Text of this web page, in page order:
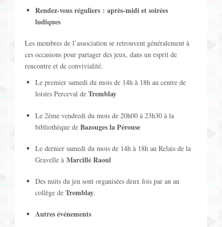
n
a
l
a
ff
c
i
g
a
t
o
a
L
Rendez-vous réguliers : après-midi et soirées
ludiques
Les membres de l’association se retrouvent généralement à
ces occasions pour partager des jeux, dans un esprit de
rencontre et de convivialité.
Le premier samedi du mois de 14h à 18h au centre de
loisirs Perceval de Tremblay
Le 2ème vendredi du mois de 20h00 à 23h30 à la
bibliothèque de Bazouges la Pérouse
Le dernier samedi du mois de 14h à 18h au Relais de la
Gravelle à Marcillé Raoul
Des nuits du jeu sont organisées deux fois par an au
collège de Tremblay.
Autres événements